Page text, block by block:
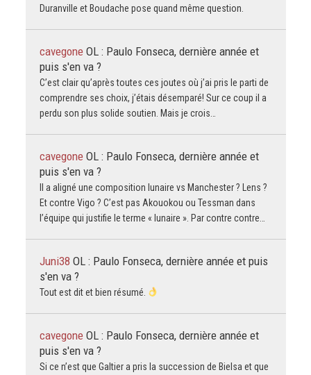
Duranville et Boudache pose quand même question.
cavegone OL : Paulo Fonseca, dernière année et
puis s'en va ?
C’est clair qu’après toutes ces joutes où j’ai pris le parti de
comprendre ses choix, j’étais désemparé! Sur ce coup il a
perdu son plus solide soutien. Mais je crois…
cavegone OL : Paulo Fonseca, dernière année et
puis s'en va ?
Il a aligné une composition lunaire vs Manchester ? Lens ?
Et contre Vigo ? C’est pas Akouokou ou Tessman dans
l’équipe qui justifie le terme « lunaire ». Par contre contre…
Juni38 OL : Paulo Fonseca, dernière année et puis
s'en va ?
Tout est dit et bien résumé.
cavegone OL : Paulo Fonseca, dernière année et
puis s'en va ?
Si ce n’est que Galtier a pris la succession de Bielsa et que